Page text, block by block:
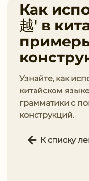
Как
越' в
Узнайте, как
китайском
грамматики с
конструкций.
К списку